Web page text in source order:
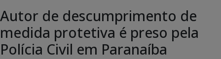
Autor de descumprimento de
medida protetiva é preso pela
Polícia Civil em Paranaíba